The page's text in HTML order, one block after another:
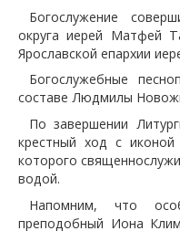
Богослужение
округа иерей Матфей
Ярославской епархии
Богослужебные
составе Людмилы
По завершении
крестный ход с
которого
водой.
Напомним, что
преподобный Иона